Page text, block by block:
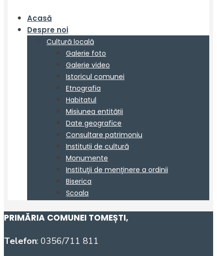
PRIMĂRIA COMUNEI TOMEȘTI,
Telefon: 0356/711 811